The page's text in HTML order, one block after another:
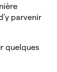
parvenir
quelques